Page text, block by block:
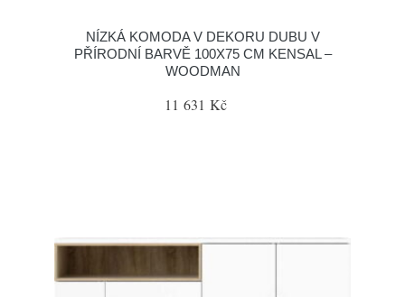
NÍZKÁ KOMODA V DEKORU DUBU V
PŘÍRODNÍ BARVĚ 100X75 CM KENSAL –
WOODMAN
11 631 Kč